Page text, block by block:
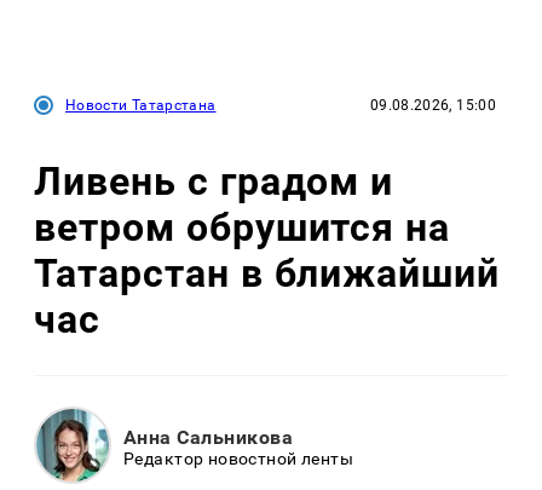
Новости Татарстана 09.08.2026, 15:00
Ливень с градом и
ветром обрушится на
Татарстан в ближайший
час
Анна Сальникова
Редактор новостной ленты